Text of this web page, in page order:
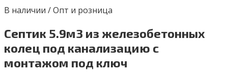
В наличии / Опт и розница
Септик 5.9м3 из железобетонных
колец под канализацию с
монтажом под ключ